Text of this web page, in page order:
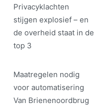
Privacyklachten
stijgen explosief – en
de overheid staat in de
top 3
Maatregelen nodig
voor automatisering
Van Brienenoordbrug